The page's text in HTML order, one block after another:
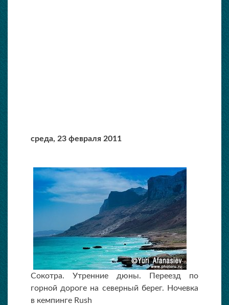
среда, 23 февраля 2011
Сокотра. Утренние дюны. Переезд по
горной дороге на северный берег. Ночевка
в кемпинге Rush